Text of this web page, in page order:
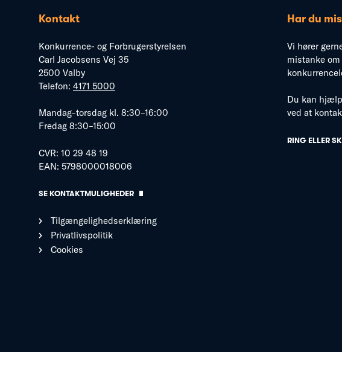
Kontakt
Konkurrence- og Forbrugerstyrelsen
Carl Jacobsens Vej 35
2500 Valby
Telefon: 4171 5000
Mandag–torsdag kl. 8:30–16:00
Fredag 8:30–15:00
CVR: 10 29 48 19
EAN: 5798000018006
SE KONTAKTMULIGHEDER
Tilgængelighedserklæring
Privatlivspolitik
Cookies
Har du
Vi hører
mistanke
Du kan
ved at
RING ELLER